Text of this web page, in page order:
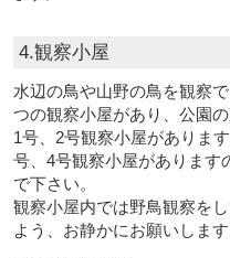
4.観察小屋
水辺の鳥や山野の鳥を観察
つの観察小屋があり、公園
1号、2号観察小屋がありま
号、4号観察小屋があります
で下さい。
観察小屋内では野鳥観察を
よう、お静かにお願いします